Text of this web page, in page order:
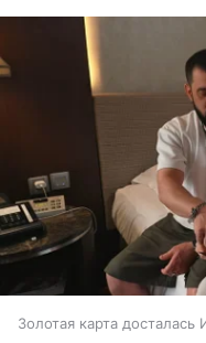
Золотая карта